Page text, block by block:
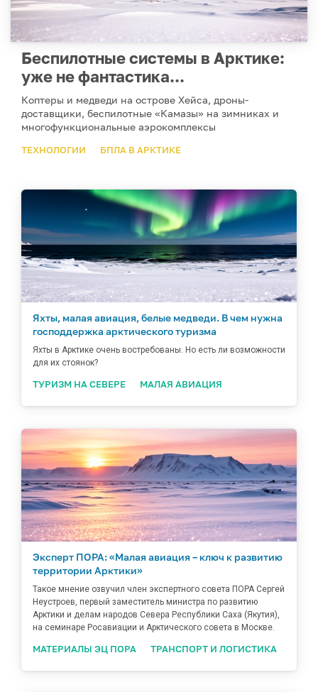
Беспилотные системы в Арктике:
уже не фантастика...
Коптеры и медведи на острове Хейса, дроны-
доставщики, беспилотные «Камазы» на зимниках и
многофункциональные аэрокомплексы
ТЕХНОЛОГИИ БПЛА В АРКТИКЕ
Яхты, малая авиация, белые медведи. В чем нужна
господдержка арктического туризма
Яхты в Арктике очень востребованы. Но есть ли возможности
для их стоянок?
ТУРИЗМ НА СЕВЕРЕ МАЛАЯ АВИАЦИЯ
Эксперт ПОРА: «Малая авиация – ключ к развитию
территории Арктики»
Такое мнение озвучил член экспертного совета ПОРА Сергей
Неустроев, первый заместитель министра по развитию
Арктики и делам народов Севера Республики Саха (Якутия),
на семинаре Росавиации и Арктического совета в Москве.
МАТЕРИАЛЫ ЭЦ ПОРА ТРАНСПОРТ И ЛОГИСТИКА